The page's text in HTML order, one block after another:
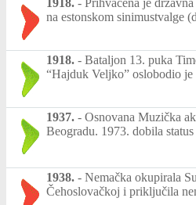
1918. - Prihvaćena je
na estonskom sinimustvalge
1918. - Bataljon 13. puka
“Hajduk Veljko” oslobodio
1937. - Osnovana Muzička
Beogradu. 1973. dobila
1938. - Nemačka okupirala
Čehoslovačkoj i priključila